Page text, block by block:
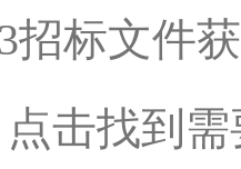
招标文件
击找到